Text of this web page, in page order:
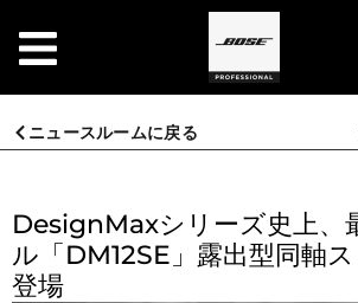
ニュースルームに戻る
DesignMaxシリーズ史上、
ル「DM12SE」露出型同軸
登場